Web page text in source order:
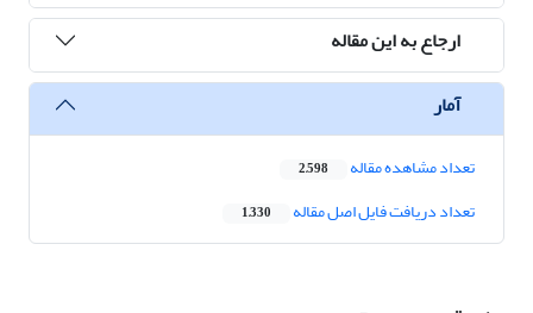
ارجاع به این مقاله
آمار
تعداد مشاهده مقاله 2,598
تعداد دریافت فایل اصل مقاله 1,330